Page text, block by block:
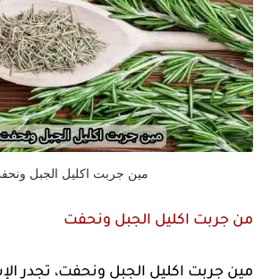
مين جربت اكليل الجبل
من جربت اكليل الجبل ونحفت
مين جربت اكليل الجبل ونحفت، تجدر